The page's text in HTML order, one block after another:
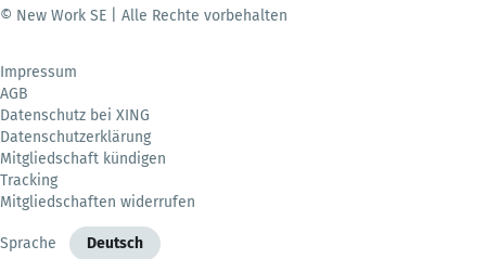
© New Work SE | Alle Rechte vorbehalten
Impressum
AGB
Datenschutz bei XING
Datenschutzerklärung
Mitgliedschaft kündigen
Tracking
Mitgliedschaften widerrufen
Sprache Deutsch